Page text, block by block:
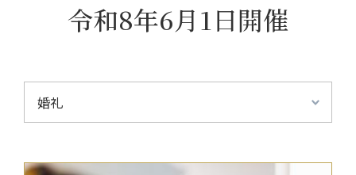
令和8年6月1日開催